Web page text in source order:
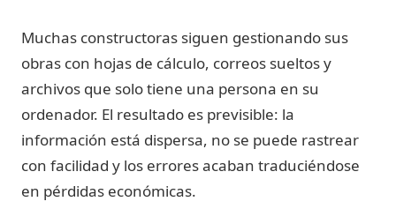
Muchas constructoras siguen gestionando sus
obras con hojas de cálculo, correos sueltos y
archivos que solo tiene una persona en su
ordenador. El resultado es previsible: la
información está dispersa, no se puede rastrear
con facilidad y los errores acaban traduciéndose
en pérdidas económicas.